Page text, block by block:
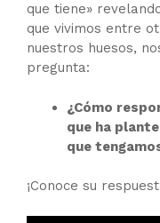
que tiene»
que vivimos entre
nuestros huesos,
pregunta:
¿Cómo
que ha
que
¡Conoce su